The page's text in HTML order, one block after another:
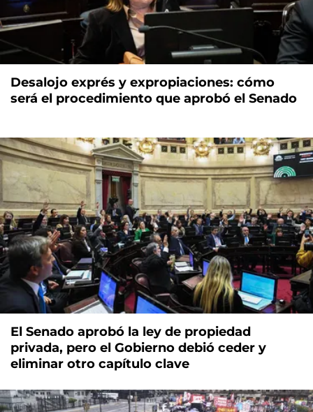
Desalojo exprés y expropiaciones: cómo
será el procedimiento que aprobó el Senado
El Senado aprobó la ley de propiedad
privada, pero el Gobierno debió ceder y
eliminar otro capítulo clave